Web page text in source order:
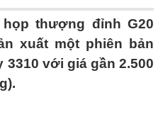
thượng đỉnh G20
xuất một phiên bản
với giá gần 2.500